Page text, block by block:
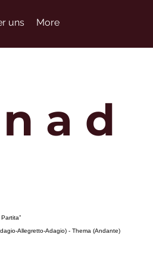
uns More
a d
Allegretto-Adagio) - Thema (Andante)